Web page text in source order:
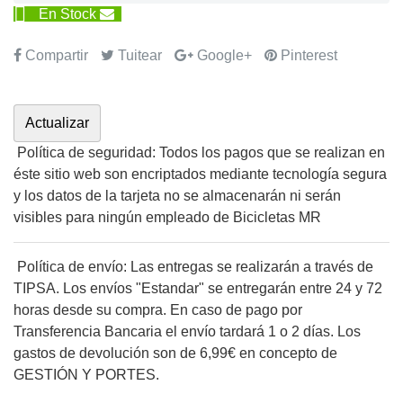
 En Stock
Compartir Tuitear Google+ Pinterest
Política de seguridad: Todos los pagos que se realizan en
éste sitio web son encriptados mediante tecnología segura
y los datos de la tarjeta no se almacenarán ni serán
visibles para ningún empleado de Bicicletas MR
Política de envío: Las entregas se realizarán a través de
TIPSA. Los envíos "Estandar" se entregarán entre 24 y 72
horas desde su compra. En caso de pago por
Transferencia Bancaria el envío tardará 1 o 2 días. Los
gastos de devolución son de 6,99€ en concepto de
GESTIÓN Y PORTES.